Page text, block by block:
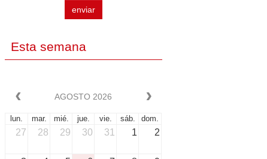
enviar
Esta semana
AGOSTO 2026
lun. mar. mié. jue. vie. sáb. dom.
27 28 29 30 31 1 2